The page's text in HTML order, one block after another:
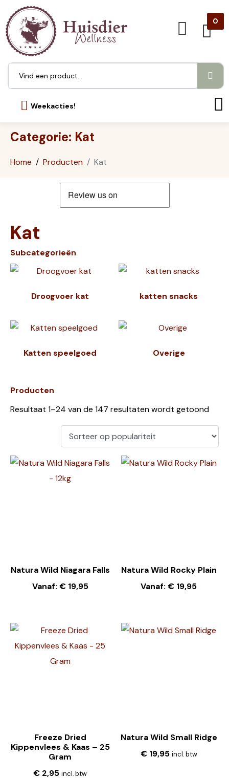
0
Weekacties!
Categorie: Kat
Home Producten Kat
Kat
Subcategorieën
Droogvoer kat katten snacks
Katten speelgoed Overige
Producten
Resultaat 1–24 van de 147 resultaten wordt getoond
Natura Wild Niagara Falls
Vanaf: €19,95
Natura Wild Rocky Plain
Vanaf:€ 19,95
Freeze Dried
Kippenvlees & Kaas – 25
Gram
€ 2,95 incl. btw
Natura Wild Small Ridge
€19,95 incl. btw